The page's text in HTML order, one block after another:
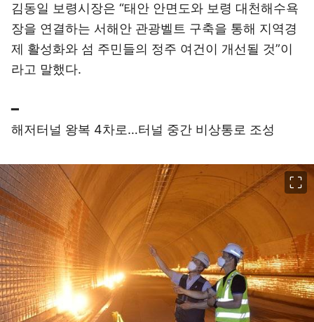
김동일 보령시장은 “태안 안면도와 보령 대천해수욕
장을 연결하는 서해안 관광벨트 구축을 통해 지역경
제 활성화와 섬 주민들의 정주 여건이 개선될 것”이
라고 말했다.
━
해저터널 왕복 4차로…터널 중간 비상통로 조성